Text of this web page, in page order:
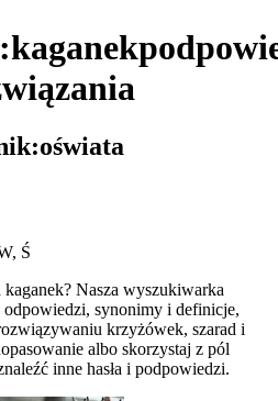
kaganek
oświata
Ś
kaganek? Nasza wyszukiwarka
synonimy i definicje,
krzyżówek, szarad i
albo skorzystaj z pól
inne hasła i podpowiedzi.